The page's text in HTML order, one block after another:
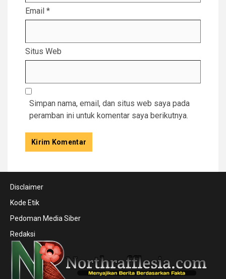
Email *
Situs Web
Simpan nama, email, dan situs web saya pada
peramban ini untuk komentar saya berikutnya.
Disclaimer
Kode Etik
Pedoman Media Siber
Redaksi